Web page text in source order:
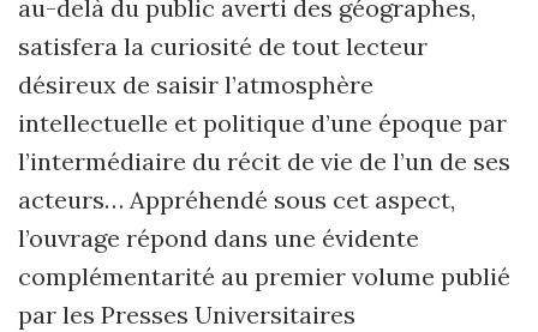
au-delà du public averti des géographes,
satisfera la curiosité de tout lecteur
désireux de saisir l’atmosphère
intellectuelle et politique d’une époque par
l’intermédiaire du récit de vie de l’un de ses
acteurs… Appréhendé sous cet aspect,
l’ouvrage répond dans une évidente
complémentarité au premier volume publié
par les Presses Universitaires